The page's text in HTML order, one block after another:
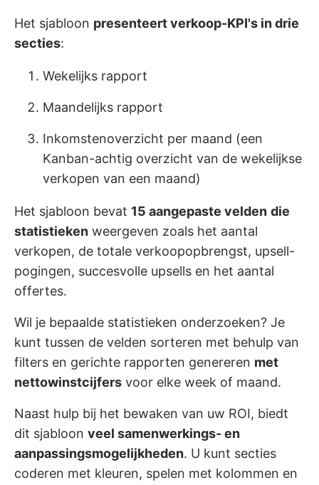
Het sjabloon presenteert verkoop-KPI's in drie
secties:
Wekelijks rapport
Maandelijks rapport
Inkomstenoverzicht per maand (een
Kanban-achtig overzicht van de wekelijkse
verkopen van een maand)
Het sjabloon bevat 15 aangepaste velden die
statistieken weergeven zoals het aantal
verkopen, de totale verkoopopbrengst, upsell-
pogingen, succesvolle upsells en het aantal
offertes.
Wil je bepaalde statistieken onderzoeken? Je
kunt tussen de velden sorteren met behulp van
filters en gerichte rapporten genereren met
nettowinstcijfers voor elke week of maand.
Naast hulp bij het bewaken van uw ROI, biedt
dit sjabloon veel samenwerkings- en
aanpassingsmogelijkheden. U kunt secties
coderen met kleuren, spelen met kolommen en